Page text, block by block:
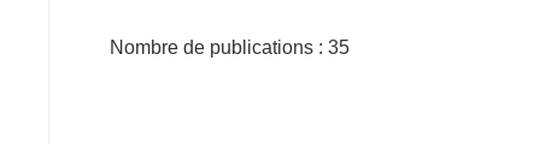
Nombre de publications : 35